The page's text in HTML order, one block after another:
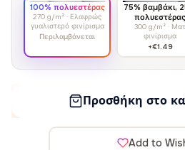
100% πολυεστέρας
270 g/m² · Ελαφρώς
γυαλιστερό φινίρισμα
Περιλαμβάνεται
75% βαμβάκι,
πολυεστέρας
300 g/m² · Ματ
φινίρισμα
+€1.49
Προσθήκη στο
Add to